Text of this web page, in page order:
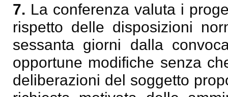
7. La conferenza valuta i
rispetto delle disposizioni
sessanta giorni dalla
opportune modifiche senza
deliberazioni del soggetto